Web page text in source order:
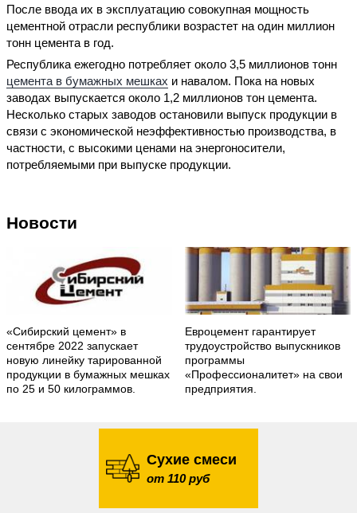
После ввода их в эксплуатацию совокупная мощность
цементной отрасли республики возрастет на один миллион
тонн цемента в год.
Республика ежегодно потребляет около 3,5 миллионов тонн
цемента в бумажных мешках и навалом. Пока на новых
заводах выпускается около 1,2 миллионов тон цемента.
Несколько старых заводов остановили выпуск продукции в
связи с экономической неэффективностью производства, в
частности, с высокими ценами на энергоносители,
потребляемыми при выпуске продукции.
Новости
«Сибирский цемент» в
сентябре 2022 запускает
новую линейку тарированной
продукции в бумажных мешках
по 25 и 50 килограммов.
Евроцемент гарантирует
трудоустройство выпускников
программы
«Профессионалитет» на свои
предприятия.
Сухие смеси
от 110 руб